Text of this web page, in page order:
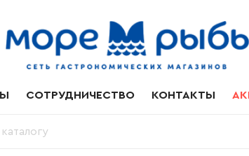
СОТРУДНИЧЕСТВО КОНТАКТЫ